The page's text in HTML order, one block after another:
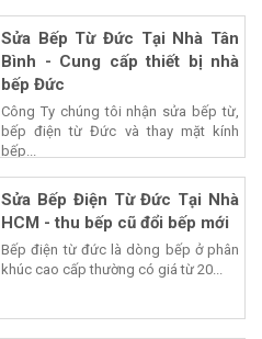
Sửa Bếp Từ Đức Tại Nhà Tân
Bình - Cung cấp thiết bị nhà
bếp Đức
Công Ty chúng tôi nhận sửa bếp từ,
bếp điện từ Đức và thay mặt kính
bếp...
Sửa Bếp Điện Từ Đức Tại Nhà
HCM - thu bếp cũ đổi bếp mới
Bếp điện từ đức là dòng bếp ở phân
khúc cao cấp thường có giá từ 20...